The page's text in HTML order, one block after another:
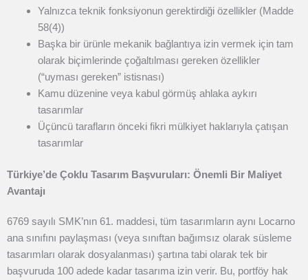
Yalnızca teknik fonksiyonun gerektirdiği özellikler (Madde
58(4))
Başka bir ürünle mekanik bağlantıya izin vermek için tam
olarak biçimlerinde çoğaltılması gereken özellikler
(“uyması gereken” istisnası)
Kamu düzenine veya kabul görmüş ahlaka aykırı
tasarımlar
Üçüncü tarafların önceki fikri mülkiyet haklarıyla çatışan
tasarımlar
Türkiye’de Çoklu Tasarım Başvuruları: Önemli Bir Maliyet
Avantajı
6769 sayılı SMK’nın 61. maddesi, tüm tasarımların aynı Locarno
ana sınıfını paylaşması (veya sınıftan bağımsız olarak süsleme
tasarımları olarak dosyalanması) şartına tabi olarak tek bir
başvuruda 100 adede kadar tasarıma izin verir. Bu, portföy hak